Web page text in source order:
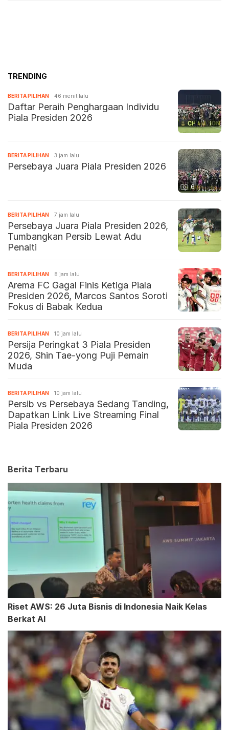
TRENDING
BERITA PILIHAN 46 menit lalu
Daftar Peraih Penghargaan Individu
Piala Presiden 2026
6
BERITA PILIHAN 3 jam lalu
Persebaya Juara Piala Presiden 2026
BERITA PILIHAN 7 jam lalu
Persebaya Juara Piala Presiden 2026,
Tumbangkan Persib Lewat Adu
Penalti
BERITA PILIHAN 8 jam lalu
Arema FC Gagal Finis Ketiga Piala
Presiden 2026, Marcos Santos Soroti
Fokus di Babak Kedua
BERITA PILIHAN 10 jam lalu
Persija Peringkat 3 Piala Presiden
2026, Shin Tae-yong Puji Pemain
Muda
BERITA PILIHAN 10 jam lalu
Persib vs Persebaya Sedang Tanding,
Dapatkan Link Live Streaming Final
Piala Presiden 2026
Berita Terbaru
Riset AWS: 26 Juta Bisnis di Indonesia Naik Kelas
Berkat AI